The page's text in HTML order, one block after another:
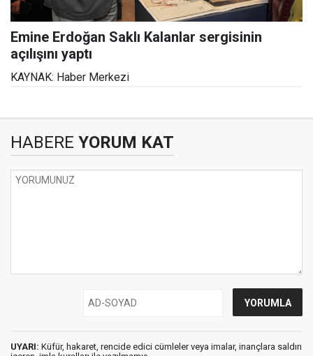
Emine Erdoğan Saklı Kalanlar sergisinin
açılışını yaptı
KAYNAK: Haber Merkezi
HABERE YORUM KAT
UYARI: Küfür, hakaret, rencide edici cümleler veya imalar, inançlara saldırı